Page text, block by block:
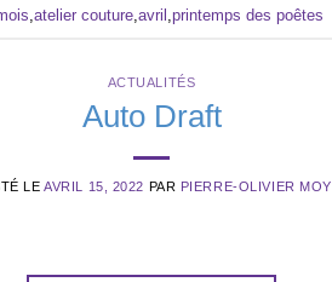
,atelier couture,avril ,printemps des poêtes
ACTUALITÉS
Auto Draft
LEAVRIL 15, 2022 PAR PIERRE-OLIVIER MOY